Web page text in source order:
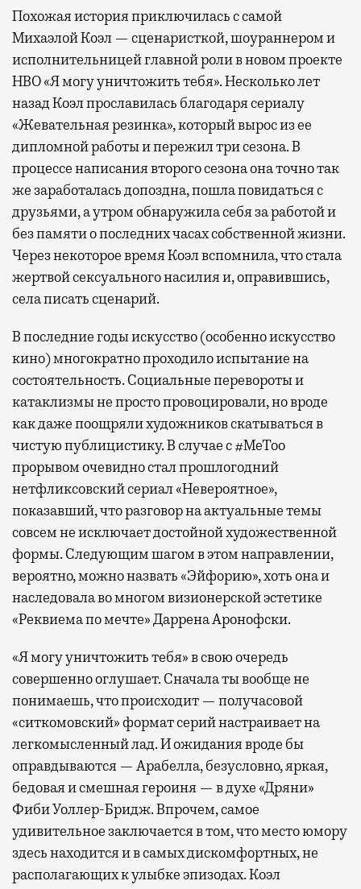
Похожая история приключилась с самой
Михаэлой Коэл — сценаристкой, шоураннером и
исполнительницей главной роли в новом проекте
HBO«Я могу уничтожить тебя». Несколько лет
назад Коэл прославилась благодаря сериалу
«Жевательная резинка», который вырос из ее
дипломной работы и пережил три сезона. В
процессе написания второго сезона она точно так
же заработалась допоздна, пошла повидаться с
друзьями, а утром обнаружила себя за работой и
без памяти о последних часах собственной жизни.
Через некоторое время Коэл вспомнила, что стала
жертвой сексуального насилия и, оправившись,
села писать сценарий.
В последние годы искусство (особенно искусство
кино) многократно проходило испытание на
состоятельность. Социальные перевороты и
катаклизмы не просто провоцировали, но вроде
как даже поощряли художников скатываться в
чистую публицистику. В случае с #MeToo
прорывом очевидно стал прошлогодний
нетфликсовский сериал «Невероятное»,
показавший, что разговор на актуальные темы
совсем не исключает достойной художественной
формы. Следующим шагом в этом направлении,
вероятно, можно назвать «Эйфорию», хоть она и
наследовала во многом визионерской эстетике
«Реквиема по мечте» Даррена Аронофски.
«Я могу уничтожить тебя» в свою очередь
совершенно оглушает. Сначала ты вообще не
понимаешь, что происходит — получасовой
«ситкомовский» формат серий настраивает на
легкомысленный лад. И ожидания вроде бы
оправдываются — Арабелла, безусловно, яркая,
бедовая и смешная героиня — в духе «Дряни»
Фиби Уоллер-Бридж. Впрочем, самое
удивительное заключается в том, что место юмору
здесь находится и в самых дискомфортных, не
располагающих к улыбке эпизодах. Коэл